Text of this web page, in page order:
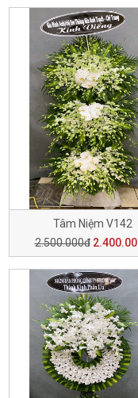
Tâm Niệm V142
2.500.000đ